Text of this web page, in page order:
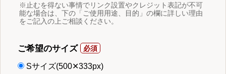
※止むを得ない事情でリンク設置やクレジット表記が不可
能な場合は、下の「ご使用用途、目的」の欄に詳しい理由
をご記入の上ご相談ください。
ご希望のサイズ
Sサイズ(500✕333px)